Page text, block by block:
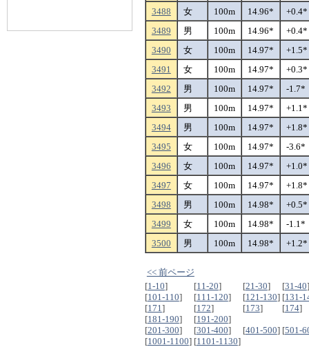
3488
女 100m 14.96*
+0.4*
3489
男 100m 14.96*
+0.4*
3490
女 100m 14.97*
+1.5*
3491
女 100m 14.97*
+0.3*
3492
男 100m 14.97*
-1.7*
3493
男 100m 14.97*
+1.1*
3494
男 100m 14.97*
+1.8*
3495
女 100m 14.97*
-3.6*
3496
女 100m 14.97*
+1.0*
3497
女 100m 14.97*
+1.8*
3498
男 100m 14.98*
+0.5*
3499
女 100m 14.98*
-1.1*
3500
男 100m 14.98* +1.2*
<< 前ページ
[1-10] [11-20] [21-30] [31-40
[101-110] [111-120] [121-130] [131-
[171] [172] [173] [174]
[181-190] [191-200]
[201-300] [301-400] [401-500] [501-
[1001-1100] [1101-1130]